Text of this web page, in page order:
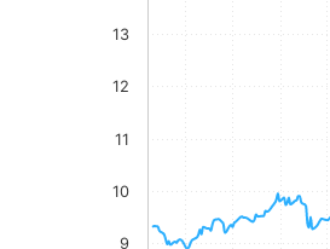
9
10
11
12
13